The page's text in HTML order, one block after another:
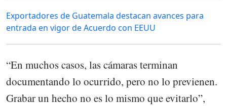
Exportadores de Guatemala destacan avances para
entrada en vigor de Acuerdo con EEUU
“En muchos casos, las cámaras terminan
documentando lo ocurrido, pero no lo previenen.
Grabar un hecho no es lo mismo que evitarlo”,